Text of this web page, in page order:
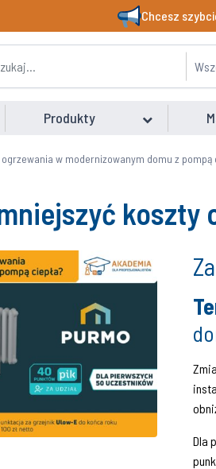
Chcesz
Produkty
w modernizowanym domu z pompą
Dla